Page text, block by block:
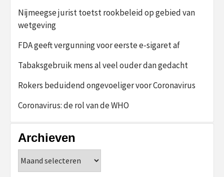
Nijmeegse jurist toetst rookbeleid op gebied van
wetgeving
FDA geeft vergunning voor eerste e-sigaret af
Tabaksgebruik mens al veel ouder dan gedacht
Rokers beduidend ongevoeliger voor Coronavirus
Coronavirus: de rol van de WHO
Archieven